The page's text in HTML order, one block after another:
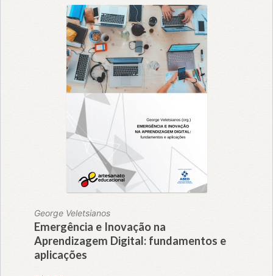
George Veletsianos
Emergência e Inovação na
Aprendizagem Digital: fundamentos e
aplicações